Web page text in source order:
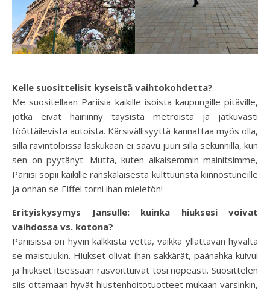
Kelle suosittelisit kyseistä vaihtokohdetta?
Me suositellaan Pariisia kaikille isoista kaupungille pitäville,
jotka eivät häiriinny täysistä metroista ja jatkuvasti
tööttäilevistä autoista. Kärsivällisyyttä kannattaa myös olla,
sillä ravintoloissa laskukaan ei saavu juuri sillä sekunnilla, kun
sen on pyytänyt. Mutta, kuten aikaisemmin mainitsimme,
Pariisi sopii kaikille ranskalaisesta kulttuurista kiinnostuneille
ja onhan se Eiffel torni ihan mieletön!
Erityiskysymys Jansulle: kuinka hiuksesi voivat
vaihdossa vs. kotona?
Pariisissa on hyvin kalkkista vettä, vaikka yllättävän hyvältä
se maistuukin. Hiukset olivat ihan säkkärät, päänahka kuivui
ja hiukset itsessään rasvoittuivat tosi nopeasti. Suosittelen
siis ottamaan hyvät hiustenhoitotuotteet mukaan varsinkin,